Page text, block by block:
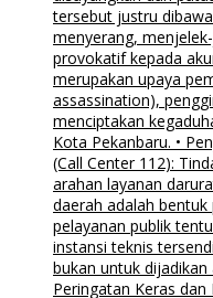
tersebut justru
menyerang,
provokatif kepada
merupakan upaya
assassination),
menciptakan
Kota Pekanbaru. •
(Call Center 112):
arahan layanan
daerah adalah
pelayanan publik
instansi teknis
bukan untuk
Peringatan Keras